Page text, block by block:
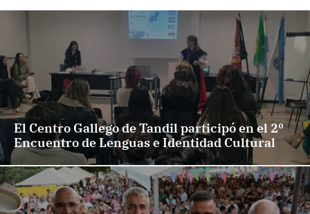
El Centro Gallego de Tandil participó en el 2º
Encuentro de Lenguas e Identidad Cultural